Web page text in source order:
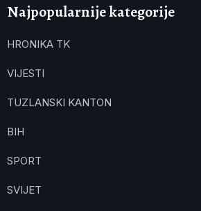
Najpopularnije kategorije
HRONIKA TK
VIJESTI
TUZLANSKI KANTON
BIH
SPORT
SVIJET